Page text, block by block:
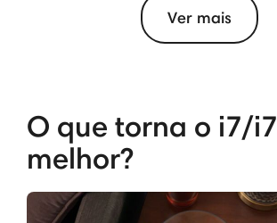
Ver mais
O que torna o i7/i7
melhor?